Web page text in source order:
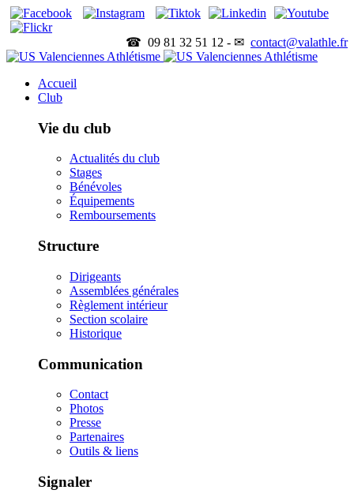
☎ 09 81 32 51 12 - ✉ contact@valathle.fr
Accueil
Club
Vie du club
Actualités du club
Stages
Bénévoles
Équipements
Remboursements
Structure
Dirigeants
Assemblées générales
Règlement intérieur
Section scolaire
Historique
Communication
Contact
Photos
Presse
Partenaires
Outils & liens
Signaler